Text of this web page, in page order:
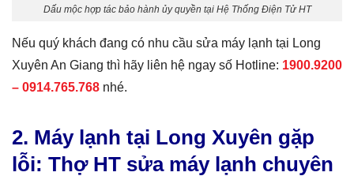
Dấu mộc hợp tác bảo hành ủy quyền tại Hệ Thống Điện Tử HT
Nếu quý khách đang có nhu cầu sửa máy lạnh tại Long
Xuyên An Giang thì hãy liên hệ ngay số Hotline: 1900.9200
– 0914.765.768 nhé.
2. Máy lạnh tại Long Xuyên gặp
lỗi: Thợ HT sửa máy lạnh chuyên